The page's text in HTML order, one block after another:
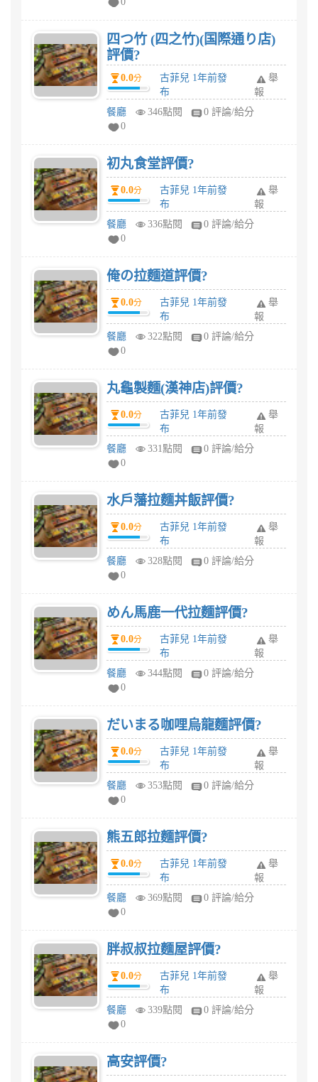
四つ竹 (四之竹)(国際通り店)
評價?
0.0分
古菲兒 1年前發
布
舉
報
餐廳
346點閱
0 評論/給分
0
初丸食堂評價?
0.0分
古菲兒 1年前發
布
舉
報
餐廳
336點閱
0 評論/給分
0
俺の拉麵道評價?
0.0分
古菲兒 1年前發
布
舉
報
餐廳
322點閱
0 評論/給分
0
丸龜製麵(漢神店)評價?
0.0分
古菲兒 1年前發
布
舉
報
餐廳
331點閱
0 評論/給分
0
水戶藩拉麵丼飯評價?
0.0分
古菲兒 1年前發
布
舉
報
餐廳
328點閱
0 評論/給分
0
めん馬鹿一代拉麵評價?
0.0分
古菲兒 1年前發
布
舉
報
餐廳
344點閱
0 評論/給分
0
だいまる咖哩烏龍麵評價?
0.0分
古菲兒 1年前發
布
舉
報
餐廳
353點閱
0 評論/給分
0
熊五郎拉麵評價?
0.0分
古菲兒 1年前發
布
舉
報
餐廳
369點閱
0 評論/給分
0
胖叔叔拉麵屋評價?
0.0分
古菲兒 1年前發
布
舉
報
餐廳
339點閱
0 評論/給分
0
高安評價?